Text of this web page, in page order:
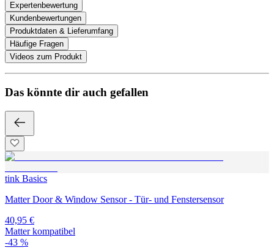
Expertenbewertung
Kundenbewertungen
Produktdaten & Lieferumfang
Häufige Fragen
Videos zum Produkt
Das könnte dir auch gefallen
tink Basics
Matter Door & Window Sensor - Tür- und Fenstersensor
40,95 €
Matter kompatibel
-43 %